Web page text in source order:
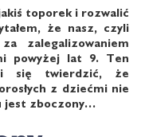
toporek i rozwalić
że nasz, czyli
zalegalizowaniem
powyżej lat 9. Ten
się twierdzić, że
z dziećmi nie
jest zboczony…